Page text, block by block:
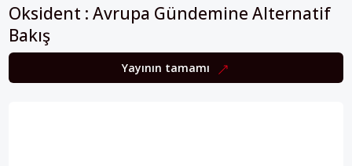
Oksident : Avrupa Gündemine Alternatif
Bakış
Yayının tamamı